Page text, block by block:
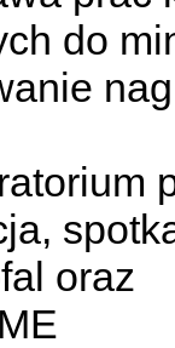
do
oraz